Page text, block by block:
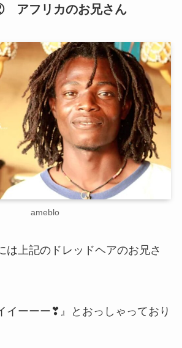
アフリカのお兄さん
ameblo
は上記のドレッドヘアのお兄さ
イーーー❣』とおっしゃっており